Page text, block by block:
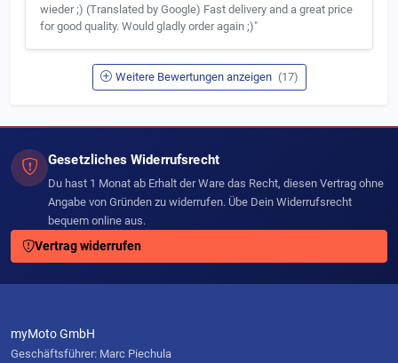
wieder ;) (Translated by Google) Fast delivery and a great price
for good quality. Would gladly order again ;)"
Weitere Bewertungen anzeigen (17)
Gesetzliches Widerrufsrecht
Du hast 1 Monat ab Erhalt der Ware das Recht, diesen Vertrag ohne
Angabe von Gründen zu widerrufen. Übe Dein Widerrufsrecht
bequem online aus.
Vertrag widerrufen
myMoto GmbH
Geschäftsführer: Marc Piechula